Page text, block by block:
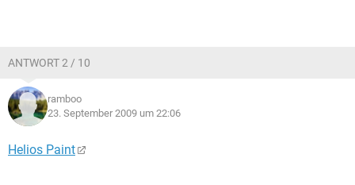
ANTWORT 2 / 10
ramboo
23. September 2009 um 22:06
Helios Paint